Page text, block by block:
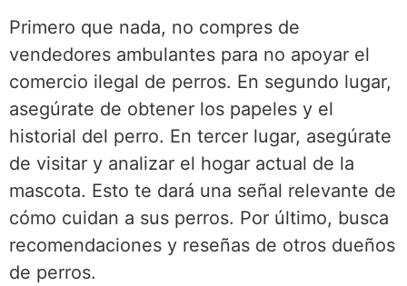
Primero que nada, no compres de
vendedores ambulantes para no apoyar el
comercio ilegal de perros. En segundo lugar,
asegúrate de obtener los papeles y el
historial del perro. En tercer lugar, asegúrate
de visitar y analizar el hogar actual de la
mascota. Esto te dará una señal relevante de
cómo cuidan a sus perros. Por último, busca
recomendaciones y reseñas de otros dueños
de perros.